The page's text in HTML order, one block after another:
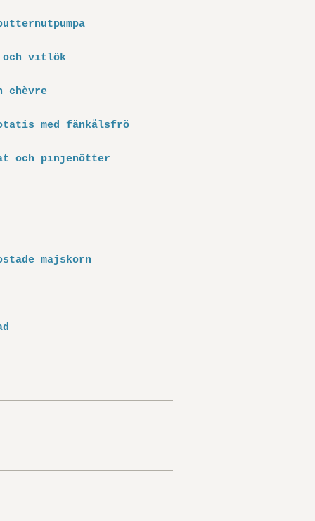
och vitlök
chèvre
med fänkålsfrö
och pinjenötter
majskorn